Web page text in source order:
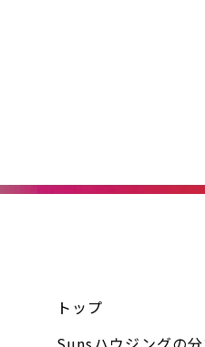
トップ